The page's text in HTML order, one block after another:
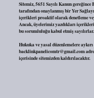
Sitemiz, 5651 Sayılı Kanun
tarafından onaylanmış bir Yer
içerikleri proaktif olarak denetleme
Ancak, üyelerimiz yazdıkları
bu sorumluluğu kabul etmiş sayılırlar.
Hukuka ve yasal düzenlemelere
backlinkpanelicomtr@gmail.com
içerisinde sitemizden kaldırılacaktır.